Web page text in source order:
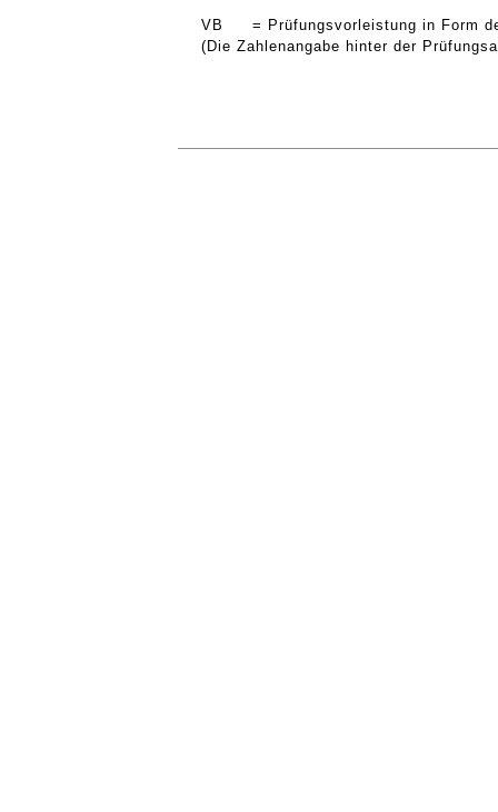
VB
= Prüfungsvorleistung in Form
(Die Zahlenangabe hinter der